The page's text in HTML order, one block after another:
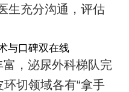
生充分沟通，评估
与口碑双在线
，泌尿外科梯队完
切领域各有“拿手